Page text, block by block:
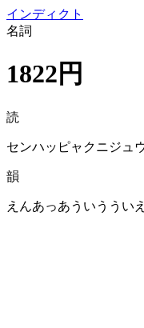
インディクト
名詞
1822円
読
センハッピャクニジュ
韻
えんあっあういううい